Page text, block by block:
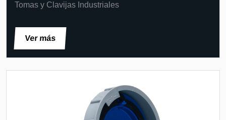
Tomas y Clavijas Industriales
Ver más